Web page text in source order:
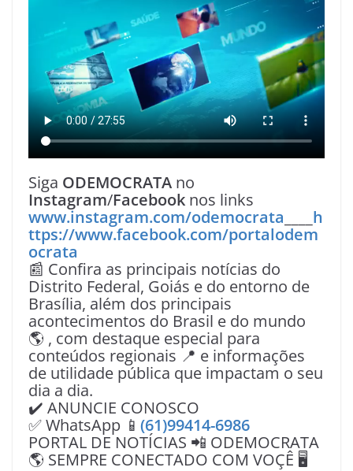
Siga ODEMOCRATA no
Instagram/Facebook nos links
www.instagram.com/odemocrata
h
ttps://www.facebook.com/portalodem
ocrata
📰 Confira as principais notícias do
Distrito Federal, Goiás e do entorno de
Brasília, além dos principais
acontecimentos do Brasil e do mundo
🌎 , com destaque especial para
conteúdos regionais 📍 e informações
de utilidade pública que impactam o seu
dia a dia.
✔️ ANUNCIE CONOSCO
✅ WhatsApp 📱 (61)99414-6986
PORTAL DE NOTÍCIAS 📲 ODEMOCRATA
🌎 SEMPRE CONECTADO COM VOÇÊ 🖥️